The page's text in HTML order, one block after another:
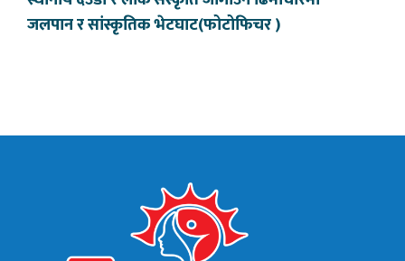
जलपान र सांस्कृतिक भेटघाट(फोटोफिचर )